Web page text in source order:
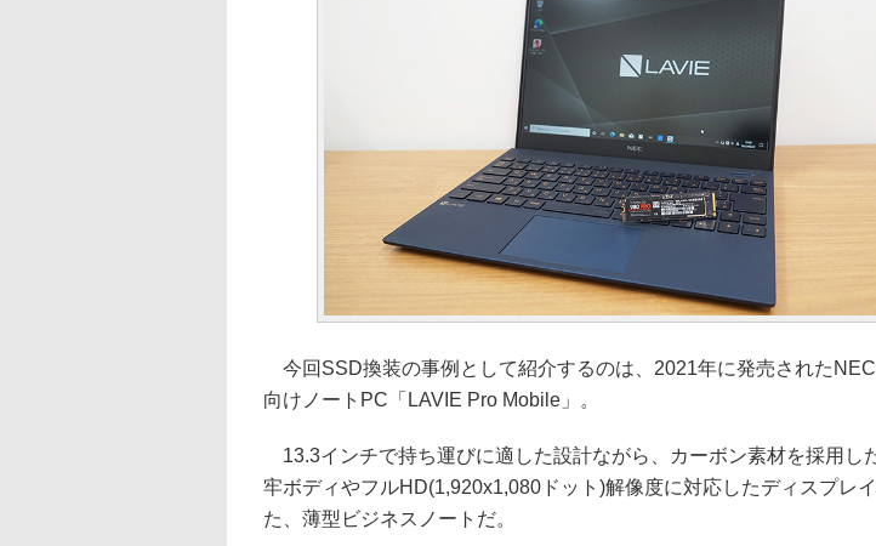
今回SSD換装の事例として紹介するのは、2021年に発売された
向けノートPC「LAVIE Pro Mobile」。
13.3インチで持ち運びに適した設計ながら、カーボン素材を採用し
牢ボディやフルHD(1,920x1,080ドット)解像度に対応したディスプレ
た、薄型ビジネスノートだ。